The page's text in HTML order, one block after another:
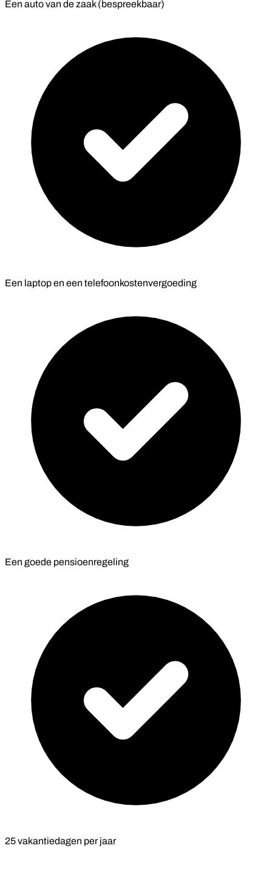
Een auto van de zaak (bespreekbaar)
Een laptop en een telefoonkostenvergoeding
Een goede pensioenregeling
25 vakantiedagen per jaar